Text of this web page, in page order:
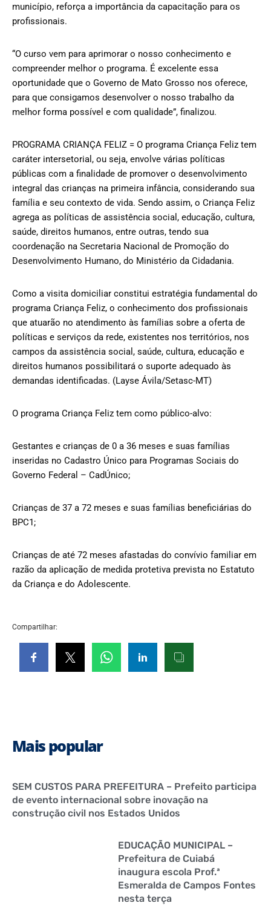
município, reforça a importância da capacitação para os
profissionais.
“O curso vem para aprimorar o nosso conhecimento e
compreender melhor o programa. É excelente essa
oportunidade que o Governo de Mato Grosso nos oferece,
para que consigamos desenvolver o nosso trabalho da
melhor forma possível e com qualidade”, finalizou.
PROGRAMA CRIANÇA FELIZ = O programa Criança Feliz tem
caráter intersetorial, ou seja, envolve várias políticas
públicas com a finalidade de promover o desenvolvimento
integral das crianças na primeira infância, considerando sua
família e seu contexto de vida. Sendo assim, o Criança Feliz
agrega as políticas de assistência social, educação, cultura,
saúde, direitos humanos, entre outras, tendo sua
coordenação na Secretaria Nacional de Promoção do
Desenvolvimento Humano, do Ministério da Cidadania.
Como a visita domiciliar constitui estratégia fundamental do
programa Criança Feliz, o conhecimento dos profissionais
que atuarão no atendimento às famílias sobre a oferta de
políticas e serviços da rede, existentes nos territórios, nos
campos da assistência social, saúde, cultura, educação e
direitos humanos possibilitará o suporte adequado às
demandas identificadas. (Layse Ávila/Setasc-MT)
O programa Criança Feliz tem como público-alvo:
Gestantes e crianças de 0 a 36 meses e suas famílias
inseridas no Cadastro Único para Programas Sociais do
Governo Federal – CadÚnico;
Crianças de 37 a 72 meses e suas famílias beneficiárias do
BPC1;
Crianças de até 72 meses afastadas do convívio familiar em
razão da aplicação de medida protetiva prevista no Estatuto
da Criança e do Adolescente.
Compartilhar:
Mais popular
SEM CUSTOS PARA PREFEITURA – Prefeito participa
de evento internacional sobre inovação na
construção civil nos Estados Unidos
EDUCAÇÃO MUNICIPAL –
Prefeitura de Cuiabá
inaugura escola Prof.ª
Esmeralda de Campos Fontes
nesta terça